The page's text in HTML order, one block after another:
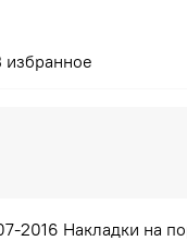
избранное
2016 Накладки на